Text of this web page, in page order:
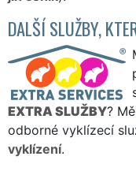
DALŠÍ SLUŽBY,
EXTRA SLUŽBY?
odborné vyklízecí
vyklízení.